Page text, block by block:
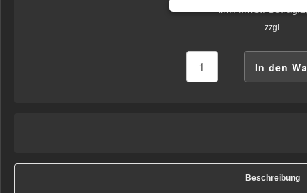
inkl. MwSt.-Betrag:
zzgl.
Beschreibung